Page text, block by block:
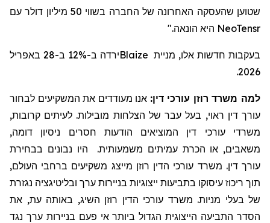
שטוען שהעסקה האחרונה של החברה בשווי 50 מיליון דולר עם
NeoTensr היא הונאה."
בעקבות חדשות אלו, מניית Blaize
ירדה ב-12% ב-28 באפריל
2026.
למה משרד רוזן עורכי דין: אנו מעודדים את המשקיעים לבחור
עורך דין ראוי, בעל עבר של הצלחות מובילות. לעיתים קרובות,
משרדי עורכי דין המוציאים הודעות חסרים ניסיון דומה,
משאבים, או הכרת עמיתים משמעותית. היו נבונים בבחירת
עורך דין. משרד עורכי הדין רוזן מייצג משקיעים ברחבי העולם,
תוך ריכוז עיסוקו בתביעות ייצוגיות בניירות ערך ובליטיגציה נגזרת
של בעלי מניות. משרד עורכי הדין רוזן השיג, באותה עת, את
הסדר התביעה הייצוגית הגדול ביותר אי פעם בניירות ערך נגד